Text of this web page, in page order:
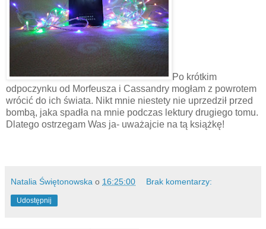
Po krótkim
odpoczynku od Morfeusza i Cassandry mogłam z powrotem
wrócić do ich świata. Nikt mnie niestety nie uprzedził przed
bombą, jaka spadła na mnie podczas lektury drugiego tomu.
Dlatego ostrzegam Was ja- uważajcie na tą książkę!
Natalia Świętonowska o 16:25:00 Brak komentarzy:
Udostępnij